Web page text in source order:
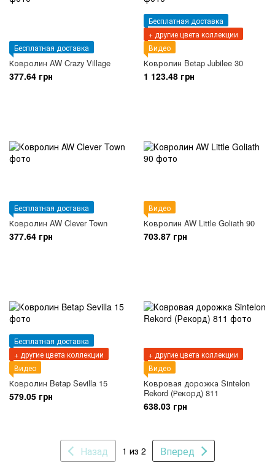
Бесплатная доставка
Ковролин AW Crazy Village
377.64 грн
Бесплатная доставка
+ другие цвета коллекции
Видео
Ковролин Betap Jubilee 30
1 123.48 грн
Бесплатная доставка
Ковролин AW Clever Town
377.64 грн
Видео
Ковролин AW Little Goliath 90
703.87 грн
Бесплатная доставка
+ другие цвета коллекции
Видео
Ковролин Betap Sevilla 15
579.05 грн
+ другие цвета коллекции
Видео
Ковровая дорожка Sintelon
Rekord (Рекорд) 811
638.03 грн
Назад 1 из 2 Вперед